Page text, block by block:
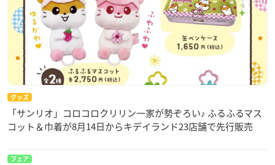
グッズ
「サンリオ」コロコロクリリン一家が勢ぞろい♪ ふるふるマス
コット＆巾着が8月14日からキデイランド23店舗で先行販売
フェア